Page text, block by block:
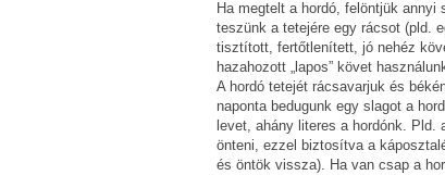
Ha megtelt a hordó, felöntjük
teszünk a tetejére egy rácsot (pld.
tisztított, fertőtlenített, jó nehéz
hazahozott „lapos” követ
A hordó tetejét rácsavarjuk és
naponta bedugunk egy slagot a
levet, ahány literes a hordónk. Pld.
önteni, ezzel biztosítva a
és öntök vissza). Ha van csap a